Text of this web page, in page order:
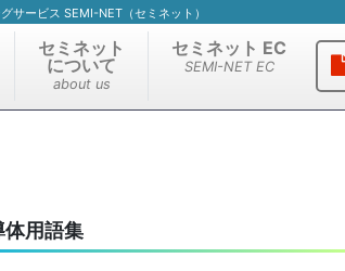
サービス SEMI-NET（セミネット）
セミネット
について
about us
セミネット EC
SEMI-NET EC
体用語集